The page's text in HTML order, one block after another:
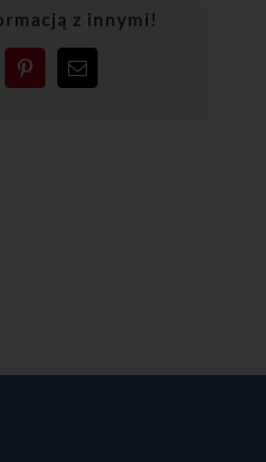
z innymi!
PinterestEmail